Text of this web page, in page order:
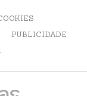
PUBLICIDADE